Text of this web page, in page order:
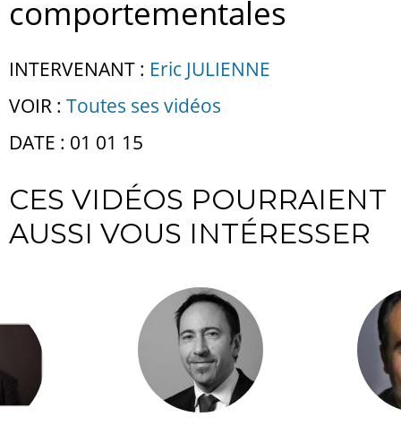
comportementales
INTERVENANT : Eric JULIENNE
VOIR : Toutes ses vidéos
DATE : 01 01 15
CES VIDÉOS POURRAIENT
AUSSI VOUS INTÉRESSER